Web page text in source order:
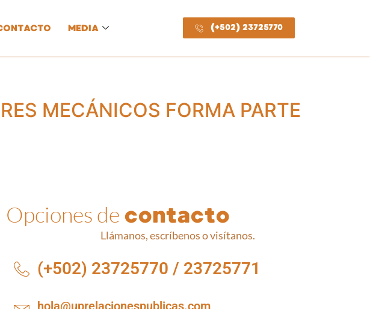
MEDIA (+502) 23725770
MECÁNICOS FORMA PARTE
Opciones de contacto
Llámanos, escríbenos o visítanos.
(+502) 23725770 / 23725771